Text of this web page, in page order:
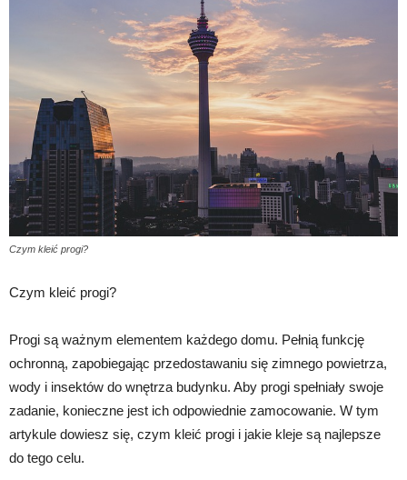
Czym kleić progi?
Czym kleić progi?
Progi są ważnym elementem każdego domu. Pełnią funkcję
ochronną, zapobiegając przedostawaniu się zimnego powietrza,
wody i insektów do wnętrza budynku. Aby progi spełniały swoje
zadanie, konieczne jest ich odpowiednie zamocowanie. W tym
artykule dowiesz się, czym kleić progi i jakie kleje są najlepsze
do tego celu.